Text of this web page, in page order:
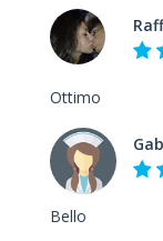
Ottimo
Bello